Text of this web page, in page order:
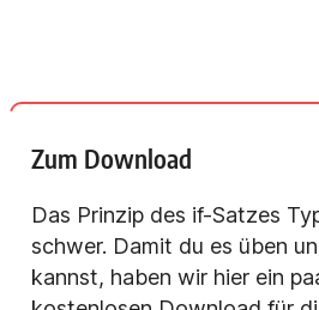
Zum Download
Das Prinzip des if-Satzes
schwer. Damit du es üben
kannst, haben wir hier ein